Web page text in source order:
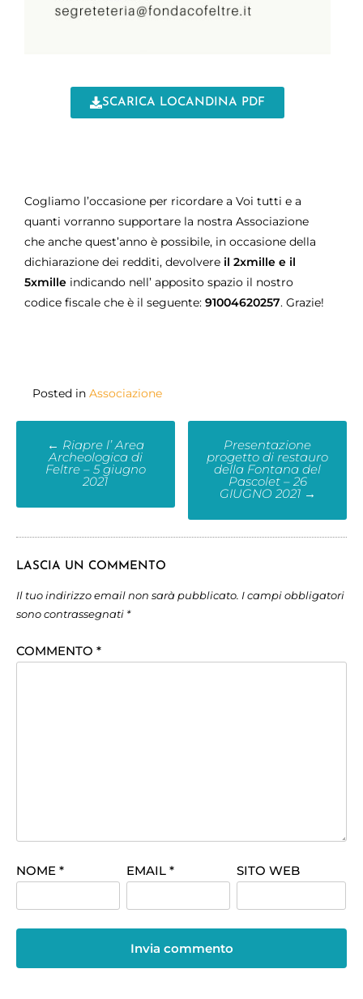
SCARICA LOCANDINA PDF
Cogliamo l’occasione per ricordare a Voi tutti e a
quanti vorranno supportare la nostra Associazione
che anche quest’anno è possibile, in occasione della
dichiarazione dei redditi, devolvere il 2xmille e il
5xmille indicando nell’ apposito spazio il nostro
codice fiscale che è il seguente: 91004620257. Grazie!
Posted in Associazione
← Riapre l’ Area
Archeologica di
Feltre – 5 giugno
2021
Presentazione
progetto di restauro
della Fontana del
Pascolet – 26
GIUGNO 2021 →
LASCIA UN COMMENTO
Il tuo indirizzo email non sarà pubblicato. I campi obbligatori
sono contrassegnati *
COMMENTO *
NOME * EMAIL * SITO WEB